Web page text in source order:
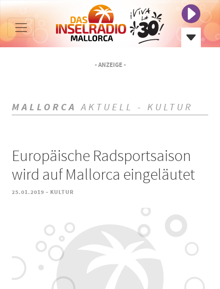
- ANZEIGE -
MALLORCA AKTUELL - KULTUR
Europäische Radsportsaison
wird auf Mallorca eingeläutet
25.01.2019 - KULTUR